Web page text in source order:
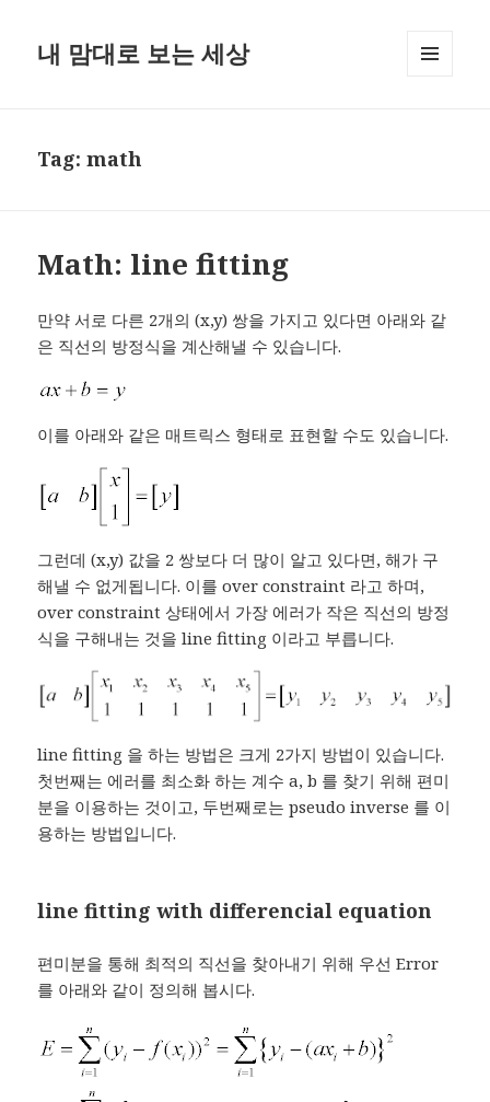
내 맘대로 보는 세상
Tag:math
Math: line fitting
만약 서로 다른 2개의 (x,y) 쌍을 가지고 있다면 아래와 같
은 직선의 방정식을 계산해낼 수 있습니다.
이를 아래와 같은 매트릭스 형태로 표현할 수도 있습니다.
그런데 (x,y) 값을 2 쌍보다 더 많이 알고 있다면, 해가 구
해낼 수 없게됩니다. 이를 over constraint 라고 하며,
over constraint 상태에서 가장 에러가 작은 직선의 방정
식을 구해내는 것을 line fitting 이라고 부릅니다.
line fitting 을 하는 방법은 크게 2가지 방법이 있습니다.
첫번째는 에러를 최소화 하는 계수 a, b 를 찾기 위해 편미
분을 이용하는 것이고, 두번째로는 pseudo inverse 를 이
용하는 방법입니다.
line fitting with differencial equation
편미분을 통해 최적의 직선을 찾아내기 위해 우선 Error
를 아래와 같이 정의해 봅시다.